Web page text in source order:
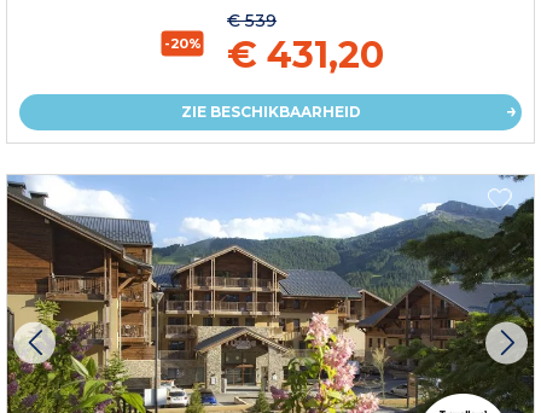
-20%
€ 539
€ 431,20
ZIE BESCHIKBAARHEID